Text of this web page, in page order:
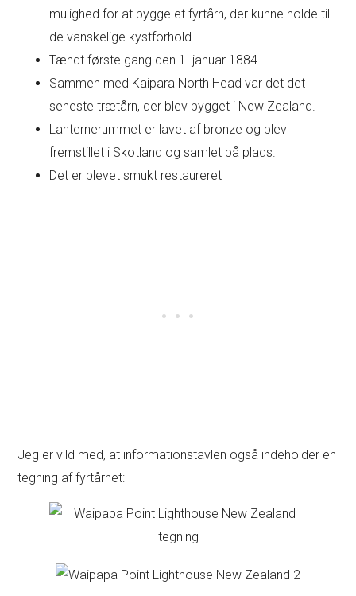
mulighed for at bygge et fyrtårn, der kunne holde til
de vanskelige kystforhold.
Tændt første gang den 1. januar 1884
Sammen med Kaipara North Head var det det
seneste trætårn, der blev bygget i New Zealand.
Lanternerummet er lavet af bronze og blev
fremstillet i Skotland og samlet på plads.
Det er blevet smukt restaureret
Jeg er vild med, at informationstavlen også indeholder en
tegning af fyrtårnet: